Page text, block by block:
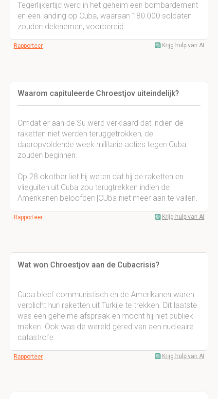
Tegerlijkertijd werd in het geheim een bombardement
en een landing op Cuba, waaraan 180.000 soldaten
zouden delenemen, voorbereid.
Rapporteer Krijg hulp van AI
Waarom capituleerde Chroestjov uiteindelijk?
Omdat er aan de Su werd verklaard dat indien de
raketten niet werden teruggetrokken, de
daaropvoldende week militarie acties tegen Cuba
zouden beginnen.
Op 28 okotber liet hij weten dat hij de raketten en
vlieguiten uit Cuba zou terugtrekken indien de
Amerikanen beloofden |CUba niet meer aan te vallen.
Rapporteer Krijg hulp van AI
Wat won Chroestjov aan de Cubacrisis?
Cuba bleef communistisch en de Amerikanen waren
verplicht hun raketten uit Turkije te trekken. Dit laatste
was een geheime afspraak en mocht hij niet publiek
maken. Ook was de wereld gered van een nucleaire
catastrofe.
Rapporteer Krijg hulp van AI